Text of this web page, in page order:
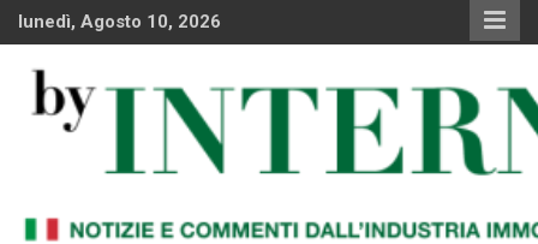
Skiplunedì, Agosto 10, 2026